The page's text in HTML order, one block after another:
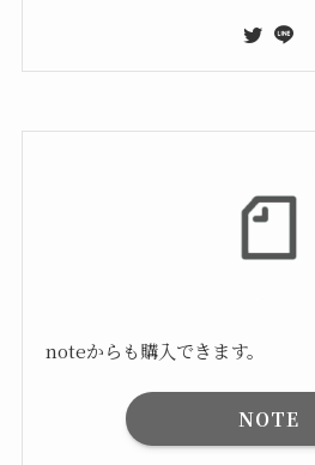
noteからも購入できます。
NOTE